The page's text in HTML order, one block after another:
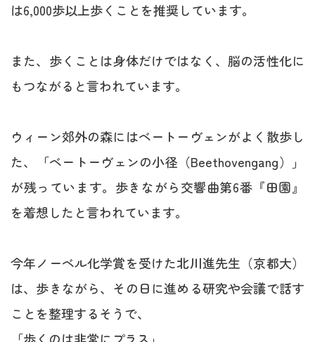
は6,000歩以上歩くことを推奨しています。
また、歩くことは身体だけではなく、脳の活性化に
もつながると言われています。
ウィーン郊外の森にはベートーヴェンがよく散歩し
た、「ベートーヴェンの小径（Beethovengang）」
が残っています。歩きながら交響曲第6番『田園』
を着想したと言われています。
今年ノーベル化学賞を受けた北川進先生（京都大）
は、歩きながら、その日に進める研究や会議で話す
ことを整理するそうで、